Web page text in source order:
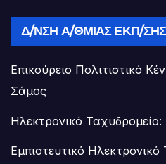
Δ/ΝΣΗ Α/ΘΜΙΑΣ ΕΚΠ/
Επικούρειο Πολιτιστικό
Σάμος
Ηλεκτρονικό Ταχυδρομείο:
Εμπιστευτικό Ηλεκτρονικό